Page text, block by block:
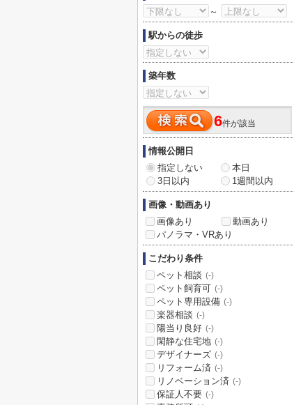
～
駅からの徒歩
築年数
6件が該当
情報公開日
指定しない
本日
3日以内
1週間以内
画像・動画あり
画像あり
動画あり
パノラマ・VRあり
こだわり条件
ペット相談 (-)
ペット飼育可 (-)
ペット専用設備 (-)
楽器相談 (-)
陽当り良好 (-)
閑静な住宅地 (-)
デザイナーズ (-)
リフォーム済 (-)
リノベーション済 (-)
保証人不要 (-)